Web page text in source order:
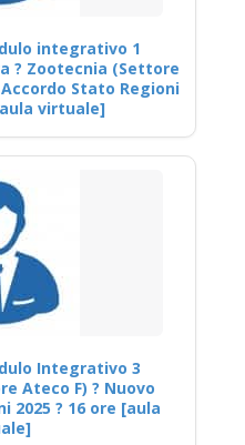
integrativo 1
? Zootecnia (Settore
Stato Regioni
virtuale]
Integrativo 3
Ateco F) ? Nuovo
2025 ? 16 ore [aula